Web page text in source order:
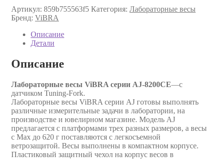
Артикул: 859b755563f5 Категория: Лабораторные весы
Бренд: ViBRA
Описание
Детали
Описание
Лабораторные весы ViBRA серии AJ-8200CE—с
датчиком Tuning-Fork.
Лабораторные весы ViBRA серии AJ готовы выполнять
различные измерительные задачи в лаборатории, на
производстве и ювелирном магазине. Модель AJ
предлагается с платформами трех разных размеров, а весы
с Max до 620 г поставляются с легкосъемной
ветрозащитой. Весы выполнены в компактном корпусе.
Пластиковый защитный чехол на корпус весов в